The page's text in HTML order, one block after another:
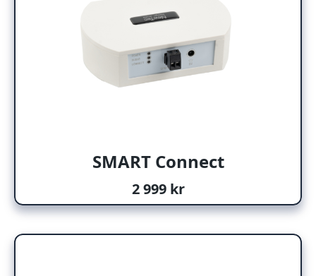
SMART Connect
2 999 kr